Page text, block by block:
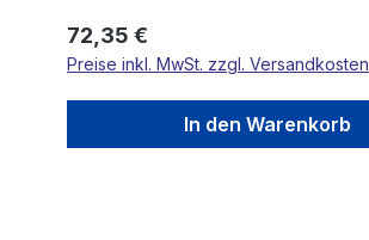
Regulärer Preis:
72,35 €
Preise inkl. MwSt. zzgl. Versandkosten
In den Warenkorb